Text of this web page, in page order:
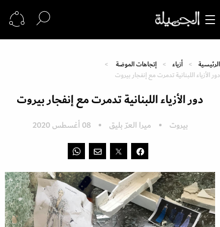
الرئيسية أزياء
إتجاهات الموضة
دور الأزياء اللبنانية تدمرت مع إنفجار بيروت
دور الأزياء اللبنانية تدمرت مع إنفجار بيروت
بيروت ميرا العرّ بليق 08 أغسطس 2020